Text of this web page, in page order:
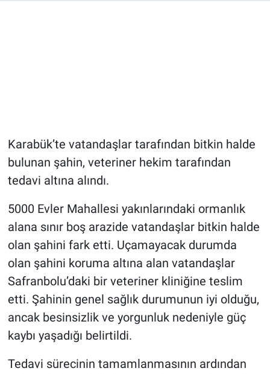
Karabük’te vatandaşlar tarafından bitkin halde
bulunan şahin, veteriner hekim tarafından
tedavi altına alındı.
5000 Evler Mahallesi yakınlarındaki ormanlık
alana sınır boş arazide vatandaşlar bitkin halde
olan şahini fark etti. Uçamayacak durumda
olan şahini koruma altına alan vatandaşlar
Safranbolu’daki bir veteriner kliniğine teslim
etti. Şahinin genel sağlık durumunun iyi olduğu,
ancak besinsizlik ve yorgunluk nedeniyle güç
kaybı yaşadığı belirtildi.
Tedavi sürecinin tamamlanmasının ardından